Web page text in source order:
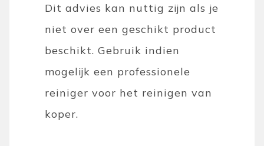
Dit advies kan nuttig zijn als je
niet over een geschikt product
beschikt. Gebruik indien
mogelijk een professionele
reiniger voor het reinigen van
koper.